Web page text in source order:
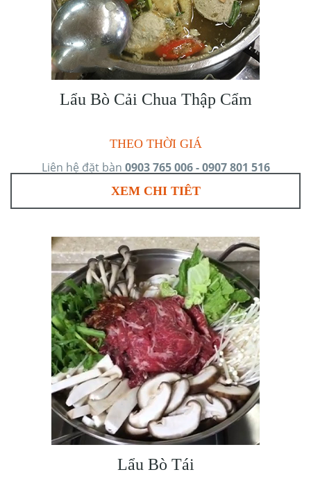
Lẩu Bò Cải Chua Thập Cẩm
THEO THỜI GIÁ
Liên hệ đặt bàn 0903 765 006 - 0907 801 516
XEM CHI TIÊT
Lẩu Bò Tái